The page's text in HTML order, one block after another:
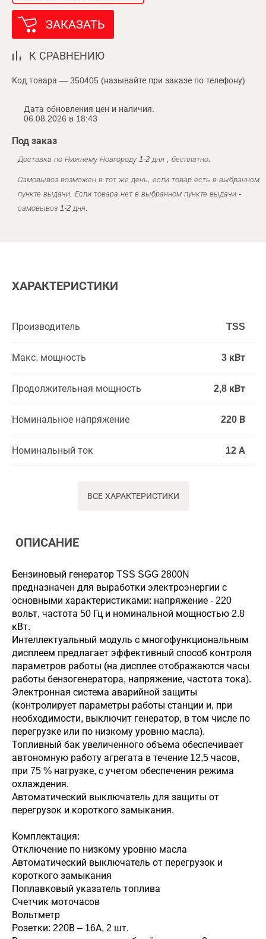
ЗАКАЗАТЬ
К СРАВНЕНИЮ
Код товара — 350405 (называйте при заказе по телефону)
Дата обновления цен и наличия:
06.08.2026 в 18:43
Под заказ
Доставка по Нижнему Новгороду 1-2 дня , бесплатно.
Самовывоз возможен в тот же день, если товар есть в выбранном
пункте выдачи. Если товара нет в выбранном пункте выдачи -
самовывоз 1-2 дня.
ХАРАКТЕРИСТИКИ
Производитель TSS
Макс. мощность 3 кВт
Продолжительная мощность 2,8 кВт
Номинальное напряжение 220 В
Номинальный ток 12 А
ВСЕ ХАРАКТЕРИСТИКИ
ОПИСАНИЕ
Бензиновый генератор TSS SGG 2800N
предназначен для выработки электроэнергии с
основными характеристиками: напряжение - 220
вольт, частота 50 Гц и номинальной мощностью 2.8
кВт.
Интеллектуальный модуль с многофункциональным
дисплеем предлагает эффективный способ контроля
параметров работы (на дисплее отображаются часы
работы бензогенератора, напряжение, частота тока).
Электронная система аварийной защиты
(контролирует параметры работы станции и, при
необходимости, выключит генератор, в том числе по
перегрузке или по низкому уровню масла).
Топливный бак увеличенного объема обеспечивает
автономную работу агрегата в течение 12,5 часов,
при 75 % нагрузке, с учетом обеспечения режима
охлаждения.
Автоматический выключатель для защиты от
перегрузок и короткого замыкания.
Комплектация:
Отключение по низкому уровню масла
Автоматический выключатель от перегрузок и
короткого замыкания
Поплавковый указатель топлива
Счетчик моточасов
Вольтметр
Розетки: 220В – 16А, 2 шт.